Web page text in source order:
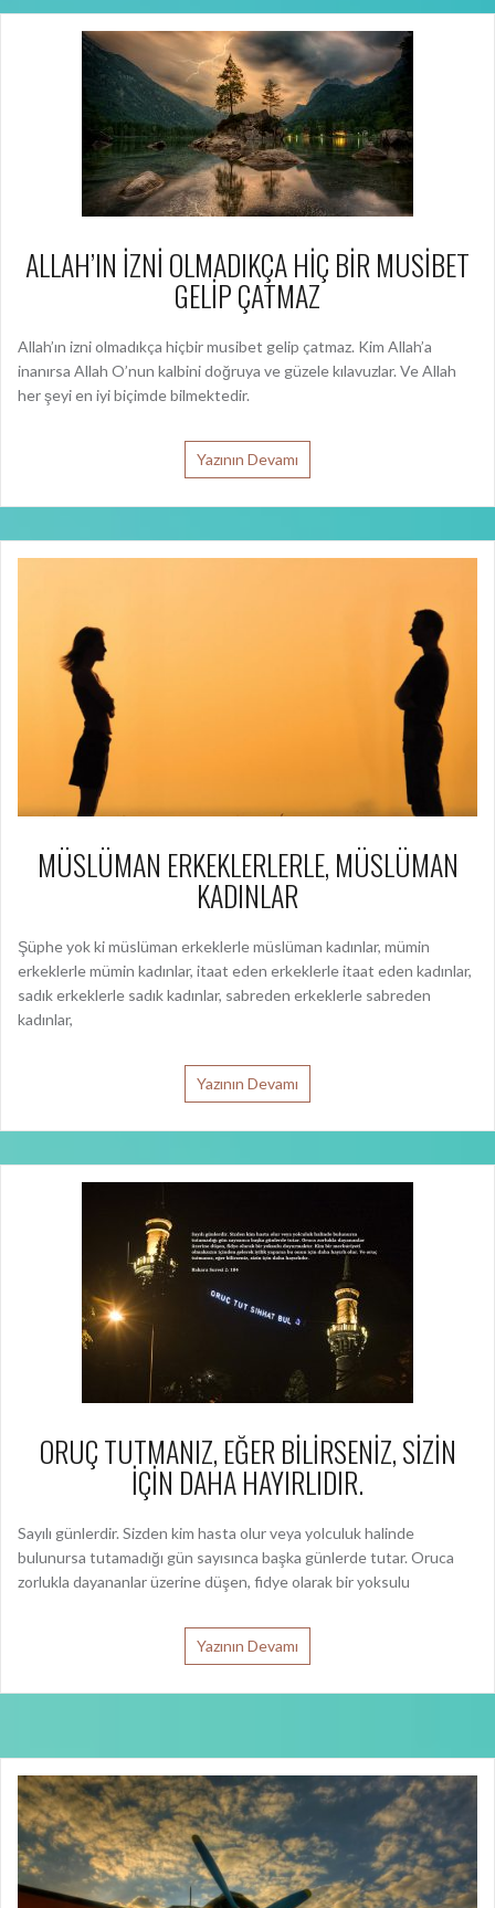
ALLAH’IN İZNİ OLMADIKÇA HİÇ BİR MUSİBET
GELİP ÇATMAZ
Allah’ın izni olmadıkça hiçbir musibet gelip çatmaz. Kim Allah’a
inanırsa Allah O’nun kalbini doğruya ve güzele kılavuzlar. Ve Allah
her şeyi en iyi biçimde bilmektedir.
Yazının Devamı
MÜSLÜMAN ERKEKLERLERLE, MÜSLÜMAN
KADINLAR
Şüphe yok ki müslüman erkeklerle müslüman kadınlar, mümin
erkeklerle mümin kadınlar, itaat eden erkeklerle itaat eden kadınlar,
sadık erkeklerle sadık kadınlar, sabreden erkeklerle sabreden
kadınlar,
Yazının Devamı
ORUÇ TUTMANIZ, EĞER BİLİRSENİZ, SİZİN
İÇİN DAHA HAYIRLIDIR.
Sayılı günlerdir. Sizden kim hasta olur veya yolculuk halinde
bulunursa tutamadığı gün sayısınca başka günlerde tutar. Oruca
zorlukla dayananlar üzerine düşen, fidye olarak bir yoksulu
Yazının Devamı